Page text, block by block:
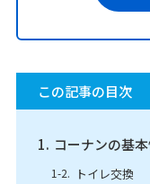
この記事の目次
コーナンの基
トイレ交換